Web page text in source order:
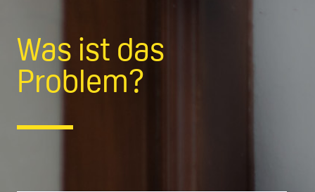
Was ist das
Problem?